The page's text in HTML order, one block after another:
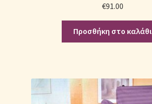
€91.00
Προσθήκη στο καλάθι